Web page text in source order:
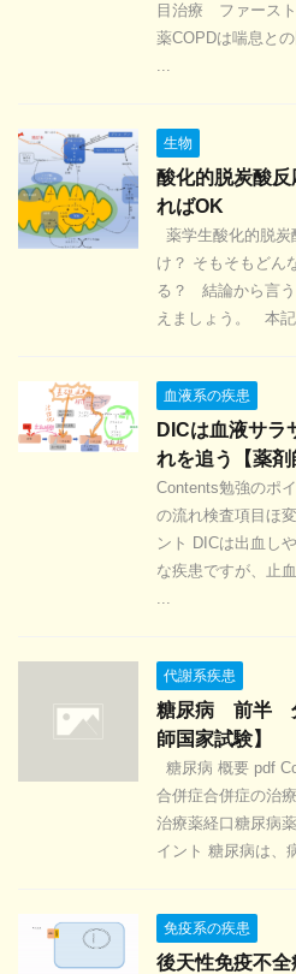
目治療 ファース
薬COPDは喘息と
...
生物
酸化的脱炭酸反
ればOK
薬学生酸化的脱炭
け？ そもそもどん
る？ 結論から言
えましょう。 本
血液系の疾患
DICは血液サラ
れを追う【薬剤
Contents勉強のポ
の流れ検査項目ほ
ント DICは出血し
な疾患ですが、止
...
代謝系疾患
糖尿病 前半
師国家試験】
糖尿病 概要 pdf
合併症合併症の治
治療薬経口糖尿病
イント 糖尿病は、
免疫系の疾患
後天性免疫不